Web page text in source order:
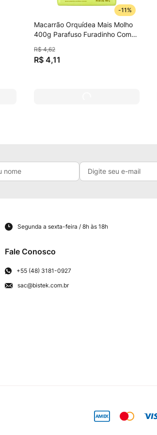
-11%
Macarrão Orquídea Mais Molho
400g Parafuso Furadinho Com
Gaiolas
R$ 4,62
R$ 4,11
Segunda a sexta-feira / 8h às 18h
Fale Conosco
+55 (48) 3181-0927
sac@bistek.com.br